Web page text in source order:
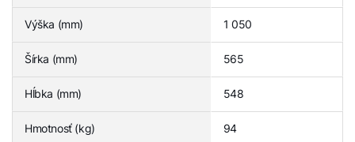
Výška (mm) 1 050
Šírka (mm) 565
Hĺbka (mm) 548
Hmotnosť (kg) 94